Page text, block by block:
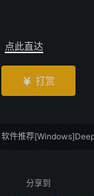
点此直达
 打赏
软件推荐
分享到